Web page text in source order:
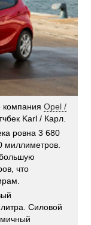
компанияOpel /
Karl / Карл.
ровна 3 680
миллиметров.
что
Силовой